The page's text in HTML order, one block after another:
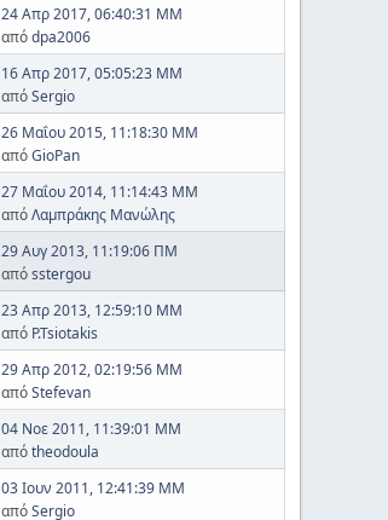
24 Απρ 2017, 06:40:31 ΜΜ
απόdpa2006
16 Απρ 2017, 05:05:23 ΜΜ
απόSergio
26 Μαΐου 2015, 11:18:30 ΜΜ
απόGioPan
27 Μαΐου 2014, 11:14:43 ΜΜ
απόΛαμπράκης Μανώλης
29 Αυγ 2013, 11:19:06 ΠΜ
απόsstergou
23 Απρ 2013, 12:59:10 ΜΜ
από P.Tsiotakis
29 Απρ 2012, 02:19:56 ΜΜ
απόStefevan
04 Νοε 2011, 11:39:01 ΜΜ
απόtheodoula
03 Ιουν 2011, 12:41:39 ΜΜ
απόSergio